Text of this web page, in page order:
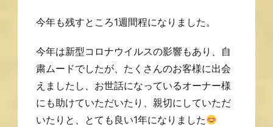
今年も残すところ1週間程になりました。
今年は新型コロナウイルスの影響もあり、自
粛ムードでしたが、たくさんのお客様に出会
えましたし、お世話になっているオーナー様
にも助けていただいたり、親切にしていただ
いたりと、とても良い1年になりました